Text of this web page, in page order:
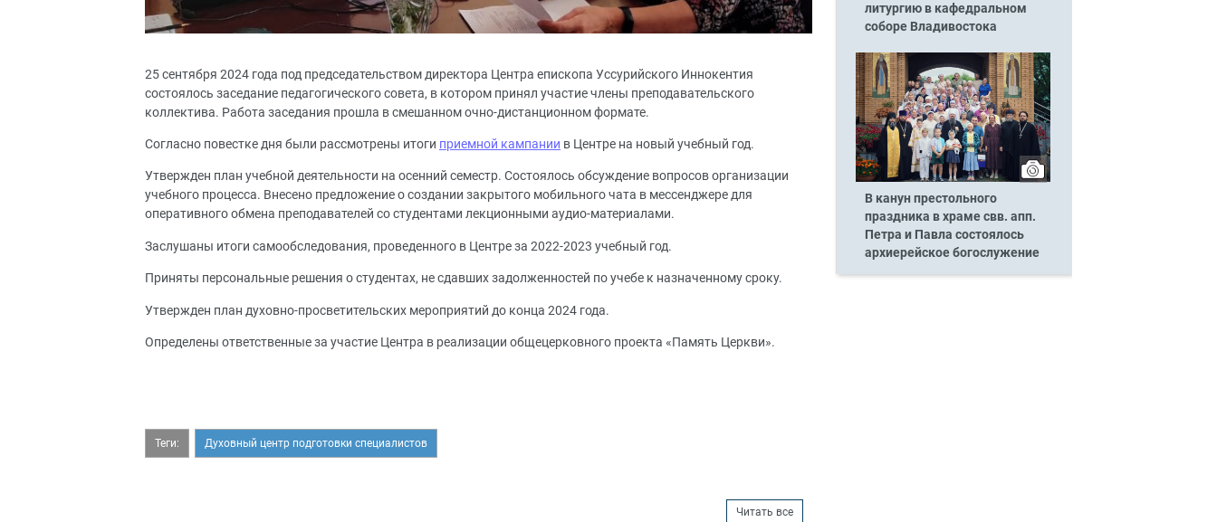
25 сентября 2024 года под председательством директора Центра епископа Уссурийского Иннокентия
состоялось заседание педагогического совета, в котором принял участие члены преподавательского
коллектива. Работа заседания прошла в смешанном очно-дистанционном формате.
Согласно повестке дня были рассмотрены итоги приемной кампании в Центре на новый учебный год.
Утвержден план учебной деятельности на осенний семестр. Состоялось обсуждение вопросов организации
учебного процесса. Внесено предложение о создании закрытого мобильного чата в мессенджере для
оперативного обмена преподавателей со студентами лекционными аудио-материалами.
Заслушаны итоги самообследования, проведенного в Центре за 2022-2023 учебный год.
Приняты персональные решения о студентах, не сдавших задолженностей по учебе к назначенному сроку.
Утвержден план духовно-просветительских мероприятий до конца 2024 года.
Определены ответственные за участие Центра в реализации общецерковного проекта «Память Церкви».
Теги: Духовный центр подготовки специалистов
Читать все
литургию в кафедральном
соборе Владивостока
В канун престольного
праздника в храме свв. апп.
Петра и Павла состоялось
архиерейское богослужение